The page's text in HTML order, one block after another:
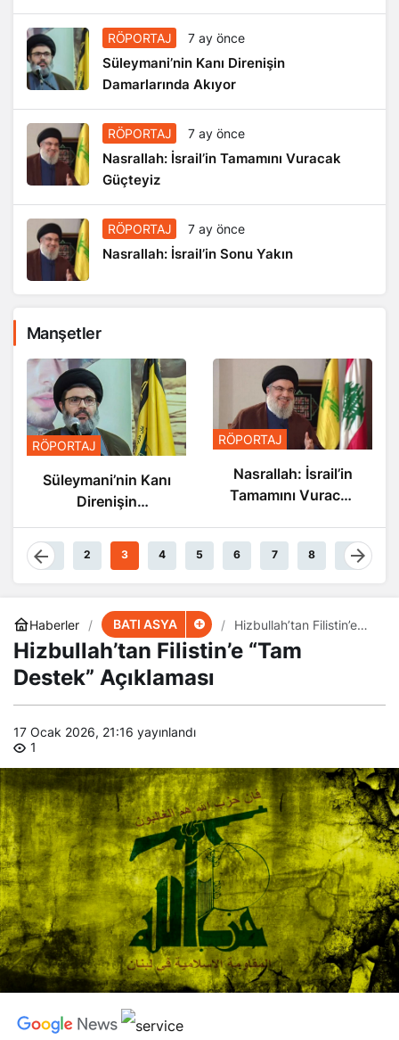
RÖPORTAJ 7 ay önce
Süleymani’nin Kanı Direnişin
Damarlarında Akıyor
RÖPORTAJ 7 ay önce
Nasrallah: İsrail’in Tamamını Vuracak
Güçteyiz
RÖPORTAJ 7 ay önce
Nasrallah: İsrail’in Sonu Yakın
Manşetler
RÖPORTAJ
Süleymani’nin Kanı
Direnişin
Damarlarında
Akıyor
RÖPORTAJ
Nasrallah: İsrail’in
Tamamını Vuracak
1 2 3 4 5 6 7 8 9
Haberler BATI ASYA
Hizbullah’tan Filistin’e
“Tam Destek”
Açıklaması
Hizbullah’tan Filistin’e “Tam
Destek” Açıklaması
17 Ocak 2026, 21:16 yayınlandı
1